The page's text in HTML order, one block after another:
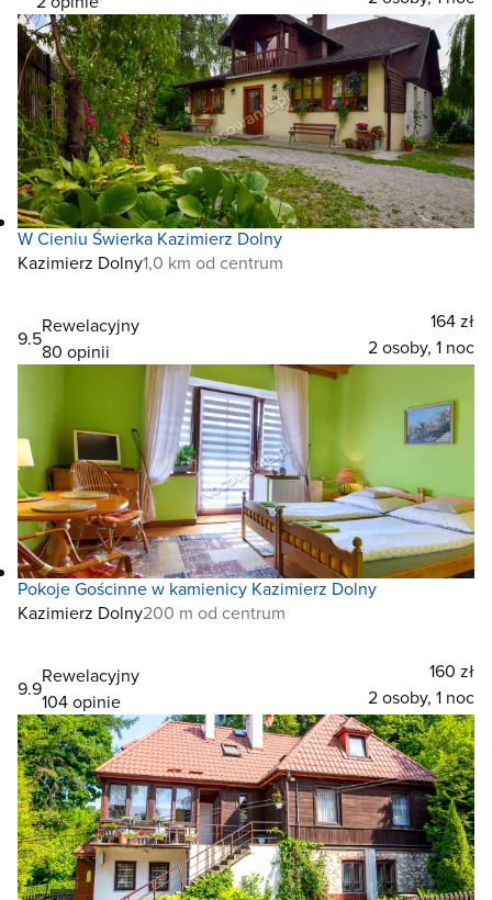
W Cieniu Świerka Kazimierz Dolny
Kazimierz Dolny1,0 km od centrum
9.5
Rewelacyjny
80 opinii
164 zł
2 osoby, 1 noc
Pokoje Gościnne w kamienicy Kazimierz Dolny
Kazimierz Dolny200 m od centrum
9.9
Rewelacyjny
104 opinie
160 zł
2 osoby, 1 noc